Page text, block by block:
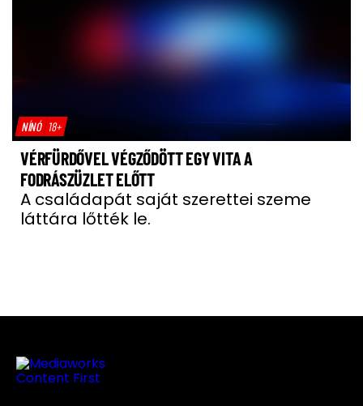
NÍNÓ 18+
VÉRFÜRDŐVEL VÉGZŐDÖTT EGY VITA A
FODRÁSZÜZLET ELŐTT
A családapát saját szerettei szeme
láttára lőtték le.